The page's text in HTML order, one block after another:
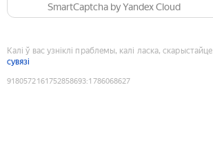
SmartCaptcha by Yandex Cloud
Калі ў вас узніклі праблемы, калі ласка, скарыстайце
сувязі
9180572161752858693:1786068627